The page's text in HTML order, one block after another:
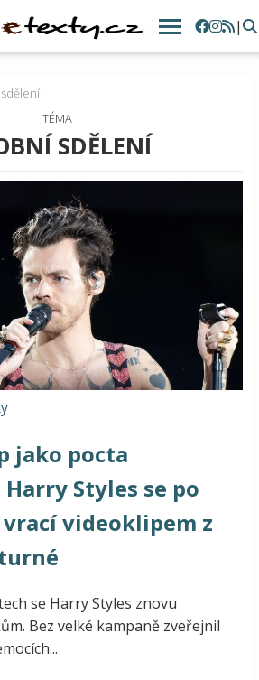
|
TÉMA
SDĚLENÍ
jako pocta
Styles se po
videoklipem z
se Harry Styles znovu
Bez velké kampaně zveřejnil